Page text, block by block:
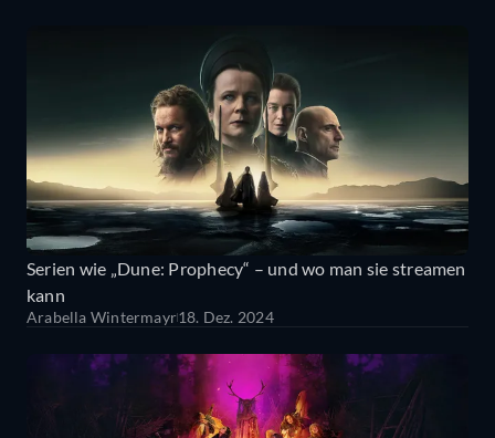
Serien wie „Dune: Prophecy“ – und wo man sie streamen
kann
Arabella Wintermayr18. Dez. 2024